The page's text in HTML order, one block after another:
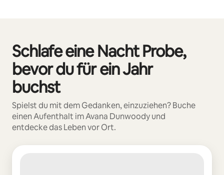
Schlafe eine Nacht Probe,
bevor du für ein Jahr
buchst
Spielst du mit dem Gedanken, einzuziehen? Buche
einen Aufenthalt im Avana Dunwoody und
entdecke das Leben vor Ort.
0 von 0 Artikeln